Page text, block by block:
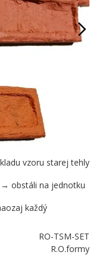
vzoru starej tehly
→ obstáli na jednotku
každý
RO-TSM-SET
R.O.formy